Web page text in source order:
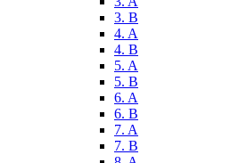
3. B
4. A
4. B
5. A
5. B
6. A
6. B
7. A
7. B